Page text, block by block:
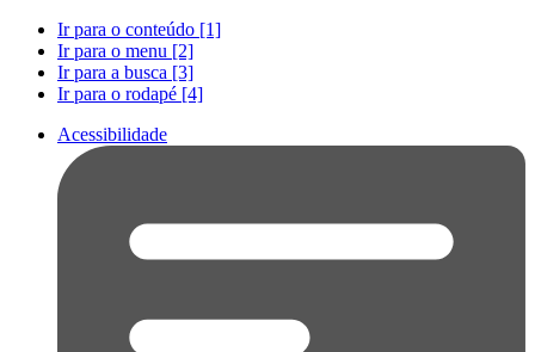
Ir para o conteúdo [1]
Ir para o menu [2]
Ir para a busca [3]
Ir para o rodapé [4]
Acessibilidade